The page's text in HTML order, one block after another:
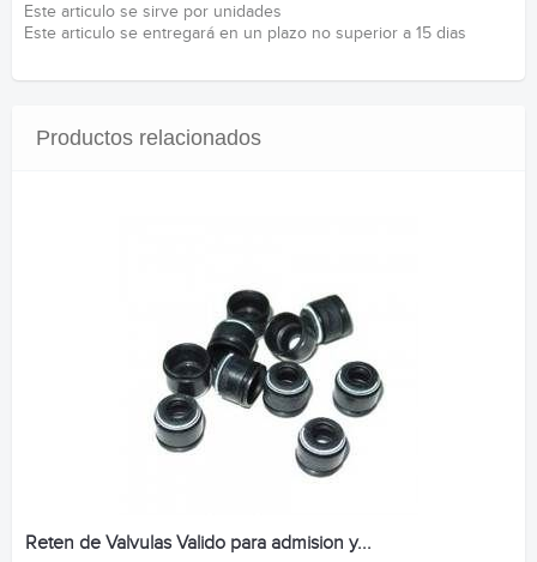
Este articulo se sirve por unidades
Este articulo se entregará en un plazo no superior a 15 dias
Productos relacionados
Reten de Valvulas Valido para admision y...